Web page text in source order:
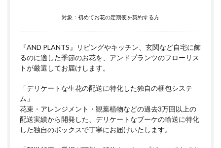
対象：初めてお花の定期便を契約する方
『AND PLANTS』リビングやキッチン、玄関など自宅に飾
るのに適した季節のお花を、アンドプランツのフローリス
トが厳選してお届けします。
「デリケートな生花の配送に特化した独自の梱包システ
ム」
花束・アレンジメント・観葉植物などの過去3万回以上の
配送実績から開発した、デリケートなブーケの輸送に特化
した独自のボックスで丁寧にお届けいたします。